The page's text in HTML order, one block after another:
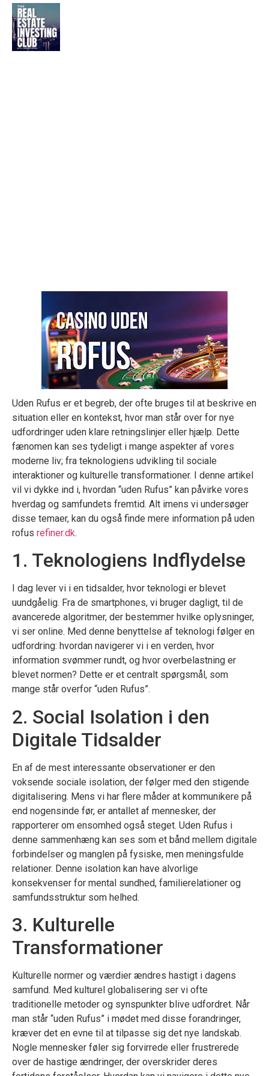
Uden Rufus er et begreb, der ofte bruges til at beskrive en
situation eller en kontekst, hvor man står over for nye
udfordringer uden klare retningslinjer eller hjælp. Dette
fænomen kan ses tydeligt i mange aspekter af vores
moderne liv; fra teknologiens udvikling til sociale
interaktioner og kulturelle transformationer. I denne artikel
vil vi dykke ind i, hvordan “uden Rufus” kan påvirke vores
hverdag og samfundets fremtid. Alt imens vi undersøger
disse temaer, kan du også finde mere information på uden
rofus refiner.dk.
1. Teknologiens Indflydelse
I dag lever vi i en tidsalder, hvor teknologi er blevet
uundgåelig. Fra de smartphones, vi bruger dagligt, til de
avancerede algoritmer, der bestemmer hvilke oplysninger,
vi ser online. Med denne benyttelse af teknologi følger en
udfordring: hvordan navigerer vi i en verden, hvor
information svømmer rundt, og hvor overbelastning er
blevet normen? Dette er et centralt spørgsmål, som
mange står overfor “uden Rufus”.
2. Social Isolation i den
Digitale Tidsalder
En af de mest interessante observationer er den
voksende sociale isolation, der følger med den stigende
digitalisering. Mens vi har flere måder at kommunikere på
end nogensinde før, er antallet af mennesker, der
rapporterer om ensomhed også steget. Uden Rufus i
denne sammenhæng kan ses som et bånd mellem digitale
forbindelser og manglen på fysiske, men meningsfulde
relationer. Denne isolation kan have alvorlige
konsekvenser for mental sundhed, familierelationer og
samfundsstruktur som helhed.
3. Kulturelle
Transformationer
Kulturelle normer og værdier ændres hastigt i dagens
samfund. Med kulturel globalisering ser vi ofte
traditionelle metoder og synspunkter blive udfordret. Når
man står “uden Rufus” i mødet med disse forandringer,
kræver det en evne til at tilpasse sig det nye landskab.
Nogle mennesker føler sig forvirrede eller frustrerede
over de hastige ændringer, der overskrider deres